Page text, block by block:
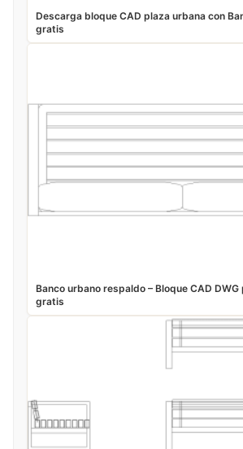
Descarga bloque CAD plaza urbana con
gratis
Banco urbano respaldo – Bloque CAD
gratis